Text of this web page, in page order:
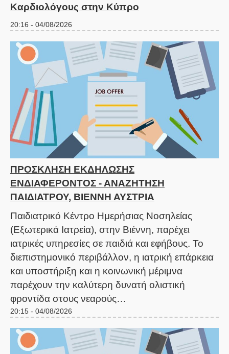
Καρδιολόγους στην Κύπρο
20:16 - 04/08/2026
ΠΡΟΣΚΛΗΣΗ ΕΚΔΗΛΩΣΗΣ
ΕΝΔΙΑΦΕΡΟΝΤΟΣ - ΑΝΑΖΗΤΗΣΗ
ΠΑΙΔΙΑΤΡΟΥ, ΒΙΕΝΝΗ ΑΥΣΤΡΙΑ
Παιδιατρικό Κέντρο Ημερήσιας Νοσηλείας
(Εξωτερικά Ιατρεία), στην Βιέννη, παρέχει
ιατρικές υπηρεσίες σε παιδιά και εφήβους. Το
διεπιστημονικό περιβάλλον, η ιατρική επάρκεια
και υποστήριξη και η κοινωνική μέριμνα
παρέχουν την καλύτερη δυνατή ολιστική
φροντίδα στους νεαρούς…
20:15 - 04/08/2026